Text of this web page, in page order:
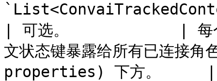
| 可选。            | 每个条
文状态键暴露给所有已连接
properties) 下方。     |